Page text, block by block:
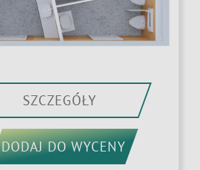
SZCZEGÓŁY
DODAJ DO WYCENY